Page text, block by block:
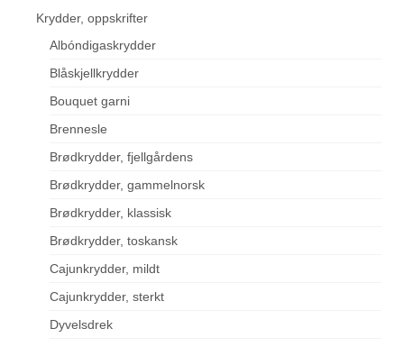
Krydder, oppskrifter
Albóndigaskrydder
Blåskjellkrydder
Bouquet garni
Brennesle
Brødkrydder, fjellgårdens
Brødkrydder, gammelnorsk
Brødkrydder, klassisk
Brødkrydder, toskansk
Cajunkrydder, mildt
Cajunkrydder, sterkt
Dyvelsdrek